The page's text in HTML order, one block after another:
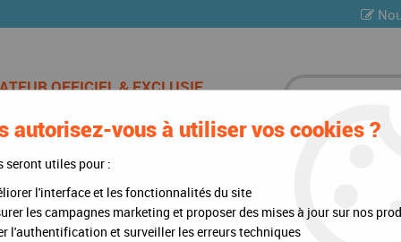
DE CHAMPAGNE
>Albums >Album Regular Belgique V Feuillet I 2009-2016
autorisez-vous à utiliser vos cookies ?
seront utiles pour :
l'interface et les fonctionnalités du site
les campagnes marketing et proposer des mises à jour sur nos
l'authentification et surveiller les erreurs techniques